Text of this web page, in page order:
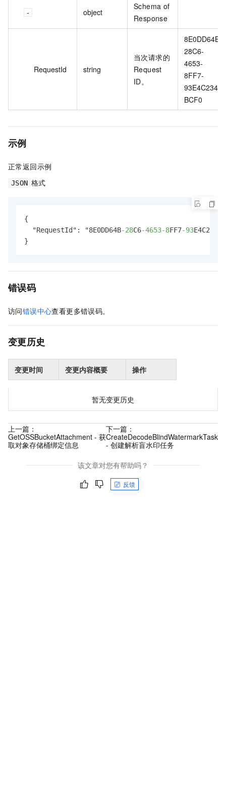
object
Schema of
Response
RequestId string
当次请求的
Request
ID。
8E0DD64B-
28C6-
4653-
8FF7-
93E4C234
BCF0
示例
正常返回示例
JSON 格式
{
  "RequestId": "8E0DD64B
-28C6-4653-8FF7-93
}
错误码
访问错误中心查看更多错误码。
变更历史
变更时间 变更内容概要 操作
暂无变更历史
上一篇：
GetOSSBucketAttachment - 获
取对象存储桶绑定信息
下一篇：
CreateDecodeBlindWatermarkTask
- 创建解析盲水印任务
该文章对您有帮助吗？
反馈